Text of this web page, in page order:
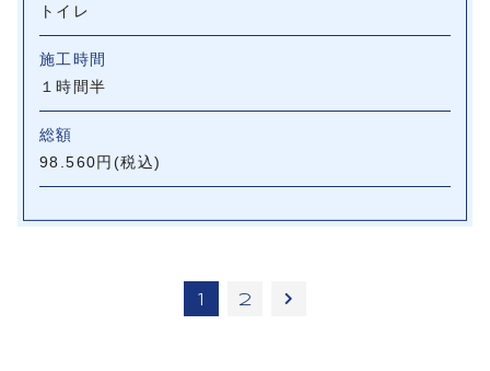
トイレ
施工時間
１時間半
総額
98.560円(税込)
1 2